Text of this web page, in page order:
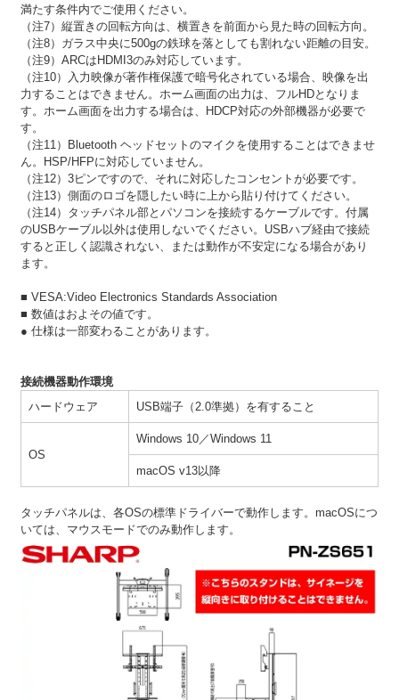
満たす条件内でご使用ください。
（注7）縦置きの回転方向は、横置きを前面から見た時の回転方向。
（注8）ガラス中央に500gの鉄球を落としても割れない距離の目安。
（注9）ARCはHDMI3のみ対応しています。
（注10）入力映像が著作権保護で暗号化されている場合、映像を出
力することはできません。ホーム画面の出力は、フルHDとなりま
す。ホーム画面を出力する場合は、HDCP対応の外部機器が必要で
す。
（注11）Bluetooth ヘッドセットのマイクを使用することはできませ
ん。HSP/HFPに対応していません。
（注12）3ピンですので、それに対応したコンセントが必要です。
（注13）側面のロゴを隠したい時に上から貼り付けてください。
（注14）タッチパネル部とパソコンを接続するケーブルです。付属
のUSBケーブル以外は使用しないでください。USBハブ経由で接続
すると正しく認識されない、または動作が不安定になる場合があり
ます。
■ VESA:Video Electronics Standards Association
■ 数値はおよその値です。
● 仕様は一部変わることがあります。
接続機器動作環境
ハードウェア
USB端子（2.0準拠）を有すること
OS
Windows 10／Windows 11
macOS v13以降
タッチパネルは、各OSの標準ドライバーで動作します。macOSにつ
いては、マウスモードでのみ動作します。